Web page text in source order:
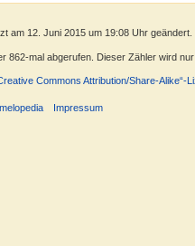
am 12. Juni 2015 um 19:08 Uhr geändert.
862-mal abgerufen. Dieser Zähler wird
Commons Attribution/Share-Alike“-
Impressum